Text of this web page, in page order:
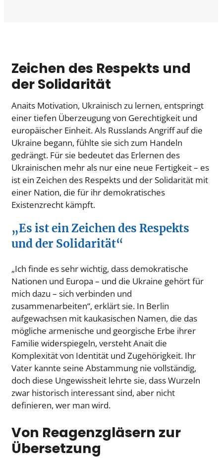
Zeichen des Respekts und
der Solidarität
Anaits Motivation, Ukrainisch zu lernen, entspringt
einer tiefen Überzeugung von Gerechtigkeit und
europäischer Einheit. Als Russlands Angriff auf die
Ukraine begann, fühlte sie sich zum Handeln
gedrängt. Für sie bedeutet das Erlernen des
Ukrainischen mehr als nur eine neue Fertigkeit – es
ist ein Zeichen des Respekts und der Solidarität mit
einer Nation, die für ihr demokratisches
Existenzrecht kämpft.
„Es ist ein Zeichen des Respekts
und der Solidarität“
„Ich finde es sehr wichtig, dass demokratische
Nationen und Europa – und die Ukraine gehört für
mich dazu – sich verbinden und
zusammenarbeiten“, erklärt sie. In Berlin
aufgewachsen mit kaukasischen Namen, die das
mögliche armenische und georgische Erbe ihrer
Familie widerspiegeln, versteht Anait die
Komplexität von Identität und Zugehörigkeit. Ihr
Vater kannte seine Abstammung nie vollständig,
doch diese Ungewissheit lehrte sie, dass Wurzeln
zwar historisch interessant sind, aber nicht
definieren, wer man wird.
Von Reagenzgläsern zur
Übersetzung